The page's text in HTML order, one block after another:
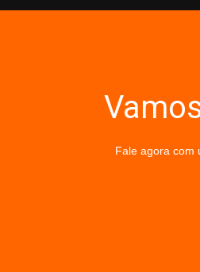
Fale agora com